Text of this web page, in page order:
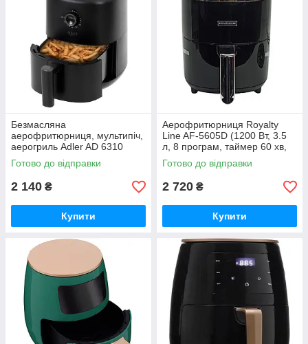
Безмасляна
аерофритюрниця, мультипіч,
аерогриль Adler AD 6310
(2200 Вт, чаша 3 л, таймер
30хв, до 200°C)
Готово до відправки
2 140 ₴
Купити
Аерофритюрниця Royalty
Line AF-5605D (1200 Вт, 3.5
л, 8 програм, таймер 60 хв,
антипригарне покриття)
Готово до відправки
2 720 ₴
Купити